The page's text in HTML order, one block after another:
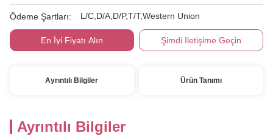
Ödeme Şartları: L/C,D/A,D/P,T/T,Western Union
En İyi Fiyatı Alın Şimdi Iletişime Geçin
Ayrıntılı Bilgiler Ürün Tanımı
Ayrıntılı Bilgiler